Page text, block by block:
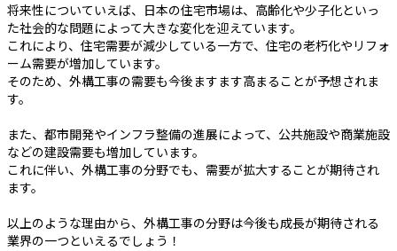
将来性についていえば、日本の住宅市場は、高齢化や少子化といっ
た社会的な問題によって大きな変化を迎えています。
これにより、住宅需要が減少している一方で、住宅の老朽化やリフォ
ーム需要が増加しています。
そのため、外構工事の需要も今後ますます高まることが予想されま
す。
また、都市開発やインフラ整備の進展によって、公共施設や商業施設
などの建設需要も増加しています。
これに伴い、外構工事の分野でも、需要が拡大することが期待され
ます。
以上のような理由から、外構工事の分野は今後も成長が期待される
業界の一つといえるでしょう！